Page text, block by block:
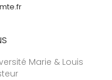
Marie & Louis